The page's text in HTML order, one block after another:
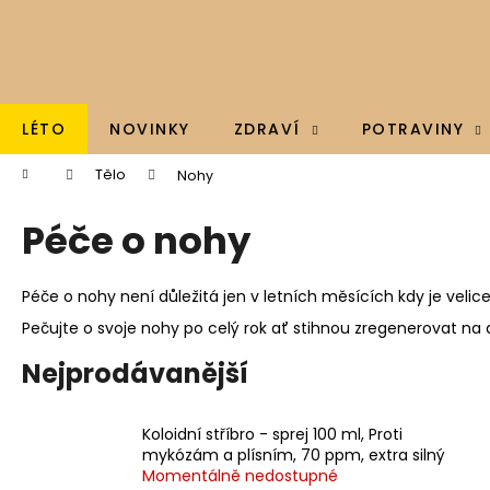
LÉTO NOVINKY ZDRAVÍ POTRAVINY
Domů Tělo Nohy
Péče o nohy
Péče o nohy není důležitá jen v letních měsících kdy je
Pečujte o svoje nohy po celý rok ať stihnou zregenerovat na
Nejprodávanější
Koloidní stříbro - sprej 100 ml, Proti
mykózám a plísním, 70 ppm, extra silný
Momentálně nedostupné
í
obchodu
obchodu
BRAINMAX - OMEGA 3, OLEJ Z TRESČÍCH